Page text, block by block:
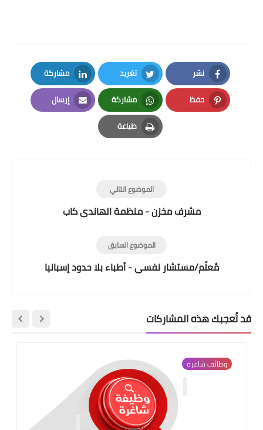
نشر
Facebook
تغريد
Twitter
مشاركة
LinkedIn
حفظ
Pinterest
مشاركة
Whatsapp
إرسال
Email
طباعة
Print
الموضوع التالي
مشرف مخزن - منظمة الهاندي كاب
الموضوع السابق
مُعلّم/مستشار نفسي - أطباء بلا حدود إسبانيا
قد تُعجبك هذه المشاركات
وظائف شاغرة